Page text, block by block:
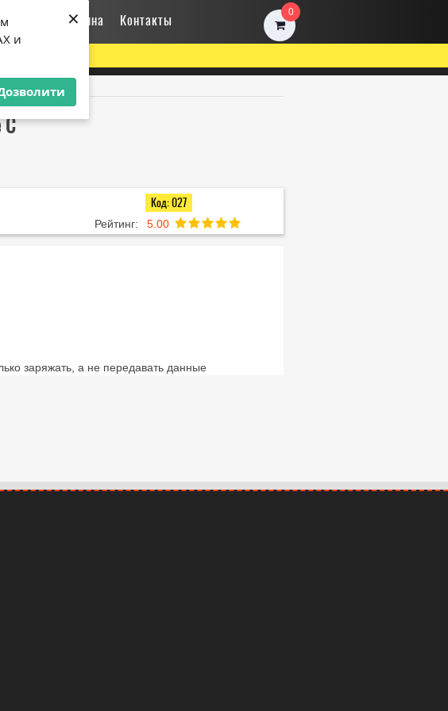
и
×
и
×
Моя корзина Контакты 0
не працює
Код: 027
Рейтинг: 5.00
заряжать, а не передавать данные